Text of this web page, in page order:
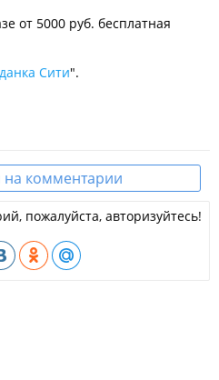
от 5000 руб. бесплатная
Сити".
на комментарии
пожалуйста, авторизуйтесь!